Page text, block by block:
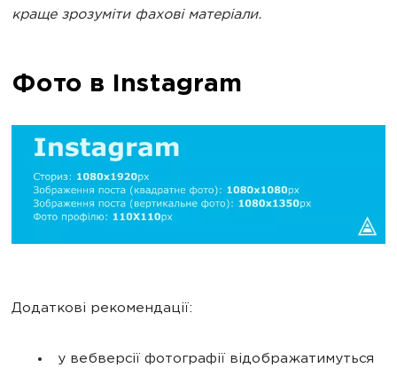
краще зрозуміти фахові матеріали.
Фото в Instagram
Додаткові рекомендації:
у вебверсії фотографії відображатимуться